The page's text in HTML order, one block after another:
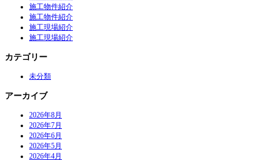
施工物件紹介
施工物件紹介
施工現場紹介
施工現場紹介
カテゴリー
未分類
アーカイブ
2026年8月
2026年7月
2026年6月
2026年5月
2026年4月